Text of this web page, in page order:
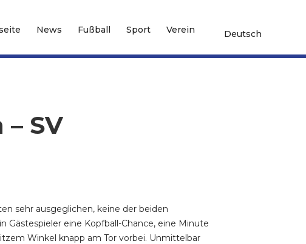
News Fußball Sport Verein Deutsch
SV
sehr ausgeglichen, keine der beiden
Gästespieler eine Kopfball-Chance, eine Minute
Winkel knapp am Tor vorbei. Unmittelbar